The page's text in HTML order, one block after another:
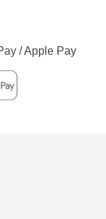
/ Apple Pay